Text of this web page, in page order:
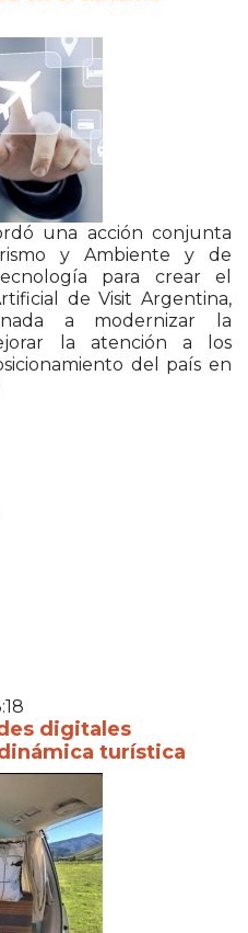
una acción conjunta
y Ambiente y de
para crear el
de Visit Argentina,
a modernizar la
la atención a los
del país en
digitales
turística